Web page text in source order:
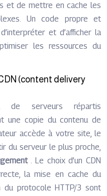
et de mettre en cache les
Un code propre et
et d’afficher la
les ressources du
(content delivery
serveurs répartis
une copie du contenu de
accède à votre site, le
du serveur le plus proche,
. Le choix d’un CDN
la mise en cache du
du protocole HTTP/3 sont